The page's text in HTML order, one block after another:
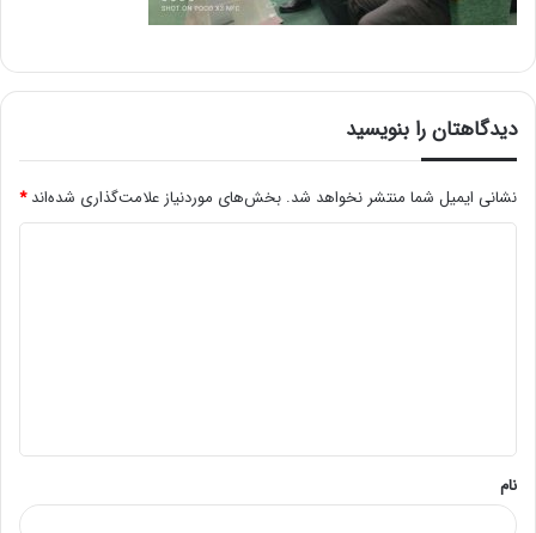
دیدگاهتان را بنویسید
نشانی ایمیل شما منتشر نخواهد شد. بخش‌های موردنیاز علامت‌گذاری شده‌اند*
*
نام